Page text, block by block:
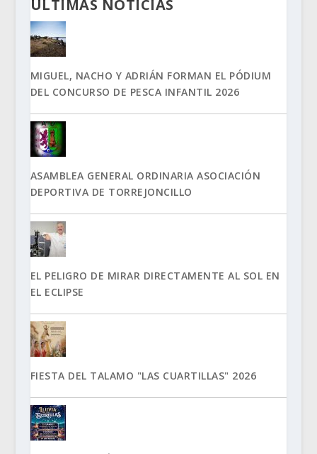
ÚLTIMAS NOTICIAS
MIGUEL, NACHO Y ADRIÁN FORMAN EL PÓDIUM
DEL CONCURSO DE PESCA INFANTIL 2026
ASAMBLEA GENERAL ORDINARIA ASOCIACIÓN
DEPORTIVA DE TORREJONCILLO
EL PELIGRO DE MIRAR DIRECTAMENTE AL SOL EN
EL ECLIPSE
FIESTA DEL TALAMO "LAS CUARTILLAS" 2026